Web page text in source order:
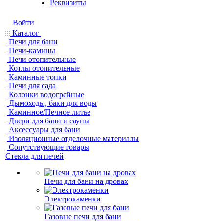
Реквизиты
Войти
Каталог
Печи для бани
Печи-камины
Печи отопительные
Котлы отопительные
Каминные топки
Печи для сада
Колонки водогрейные
Дымоходы, баки для воды
Каминное/Печное литье
Двери для бани и сауны
Аксессуары для бани
Изоляционные отделочные материалы
Сопутствующие товары
Стекла для печей
Печи для бани на дровах
Электрокаменки
Газовые печи для бани